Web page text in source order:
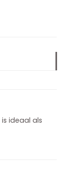
ideaal als